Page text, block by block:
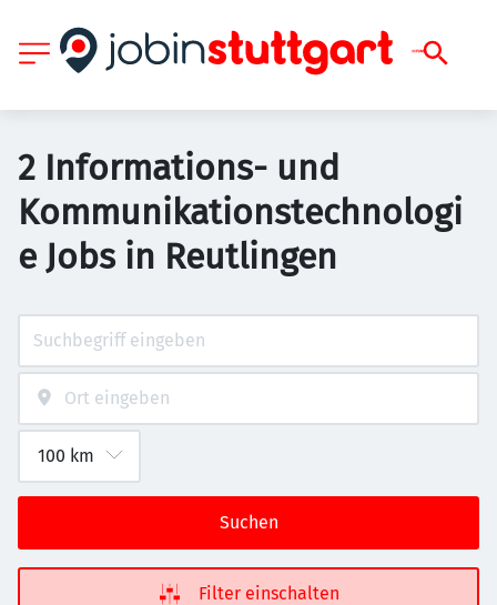
2 Informations- und
Kommunikationstechnologi
e Jobs in Reutlingen
Suchen
Filter einschalten